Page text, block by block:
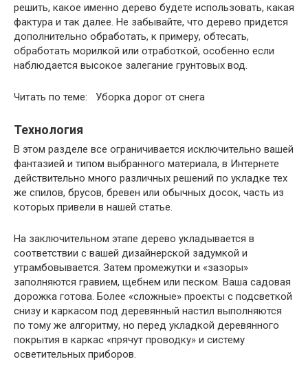
решить, какое именно дерево будете использовать, какая
фактура и так далее. Не забывайте, что дерево придется
дополнительно обработать, к примеру, обтесать,
обработать морилкой или отработкой, особенно если
наблюдается высокое залегание грунтовых вод.
Читать по теме: Уборка дорог от снега
Технология
В этом разделе все ограничивается исключительно вашей
фантазией и типом выбранного материала, в Интернете
действительно много различных решений по укладке тех
же спилов, брусов, бревен или обычных досок, часть из
которых привели в нашей статье.
На заключительном этапе дерево укладывается в
соответствии с вашей дизайнерской задумкой и
утрамбовывается. Затем промежутки и «зазоры»
заполняются гравием, щебнем или песком. Ваша садовая
дорожка готова. Более «сложные» проекты с подсветкой
снизу и каркасом под деревянный настил выполняются
по тому же алгоритму, но перед укладкой деревянного
покрытия в каркас «прячут проводку» и систему
осветительных приборов.